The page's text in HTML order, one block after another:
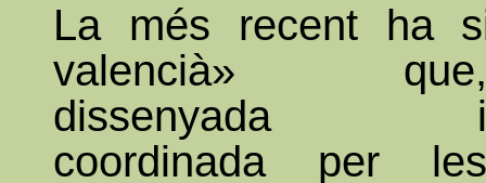
La més recent ha
valencià» que,
dissenyada i
coordinada per les